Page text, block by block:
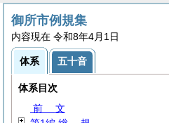
御所市例規集
内容現在 令和8年4月1日
体系 五十音
体系目次
前 文